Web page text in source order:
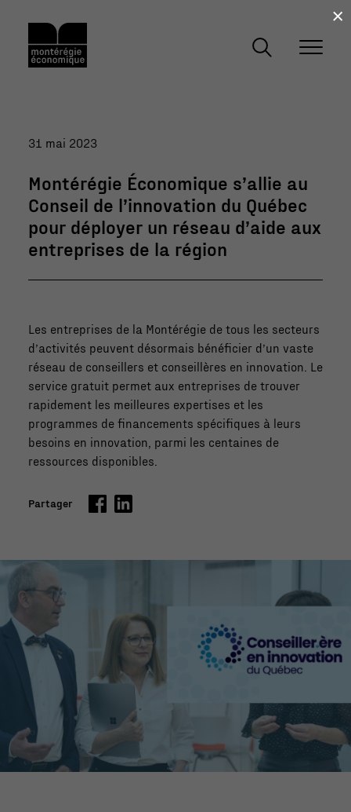
31 mai 2023
Montérégie Économique s’allie au
Conseil de l’innovation du Québec
pour déployer un réseau d’aide aux
entreprises de la région
Les entreprises de la Montérégie de tous les secteurs
d’activités peuvent désormais bénéficier d’un vaste
réseau de conseillers et conseillères en innovation. Le
service gratuit permet aux entreprises de trouver
rapidement les meilleures expertises et les
programmes de financements spécifiques à leurs
besoins en innovation, parmi les centaines de
ressources disponibles.
Partager
×